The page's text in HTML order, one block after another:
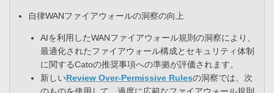
自律WANファイアウォールの洞察の向上
AIを利用したWANファイアウォール規則の洞察により、
最適化されたファイアウォール構成とセキュリティ体制
に関するCatoの推奨事項への準拠が評価されます。​
新しいReview Over-Permissive Rulesの洞察では、次